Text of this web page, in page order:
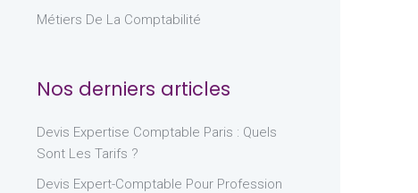
Métiers De La Comptabilité
Nos derniers articles
Devis Expertise Comptable Paris : Quels
Sont Les Tarifs ?
Devis Expert-Comptable Pour Profession